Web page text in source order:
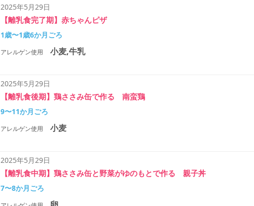
2025年5月29日
【離乳食完了期】赤ちゃんピザ
1歳〜1歳6か月ごろ
アレルゲン使用 小麦,牛乳
2025年5月29日
【離乳食後期】鶏ささみ缶で作る 南蛮鶏
9〜11か月ごろ
アレルゲン使用 小麦
2025年5月29日
【離乳食中期】鶏ささみ缶と野菜がゆのもとで作る 親子丼
7〜8か月ごろ